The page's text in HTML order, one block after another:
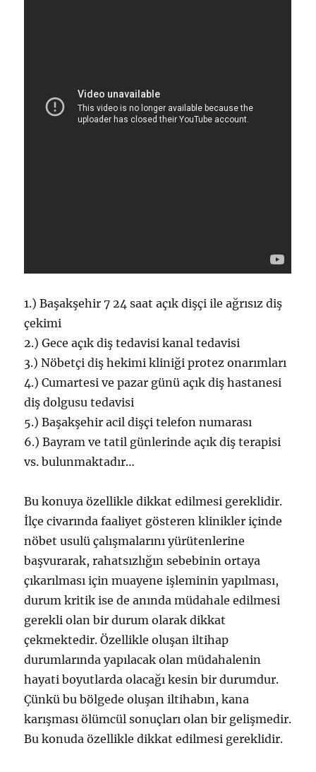
1.) Başakşehir 7 24 saat açık dişçi ile ağrısız diş
çekimi
2.) Gece açık diş tedavisi kanal tedavisi
3.) Nöbetçi diş hekimi kliniği protez onarımları
4.) Cumartesi ve pazar günü açık diş hastanesi
diş dolgusu tedavisi
5.) Başakşehir acil dişçi telefon numarası
6.) Bayram ve tatil günlerinde açık diş terapisi
vs. bulunmaktadır…
Bu konuya özellikle dikkat edilmesi gereklidir.
İlçe civarında faaliyet gösteren klinikler içinde
nöbet usulü çalışmalarını yürütenlerine
başvurarak, rahatsızlığın sebebinin ortaya
çıkarılması için muayene işleminin yapılması,
durum kritik ise de anında müdahale edilmesi
gerekli olan bir durum olarak dikkat
çekmektedir. Özellikle oluşan iltihap
durumlarında yapılacak olan müdahalenin
hayati boyutlarda olacağı kesin bir durumdur.
Çünkü bu bölgede oluşan iltihabın, kana
karışması ölümcül sonuçları olan bir gelişmedir.
Bu konuda özellikle dikkat edilmesi gereklidir.